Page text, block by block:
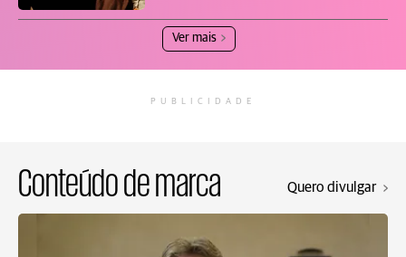
Ver mais
PUBLICIDADE
Conteúdo de marca Quero divulgar